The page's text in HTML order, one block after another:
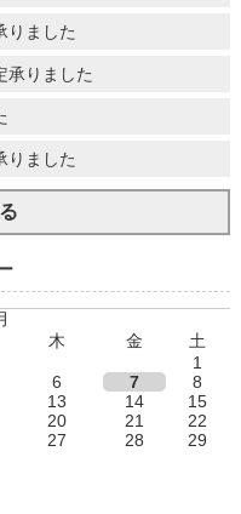
ました
りました
ました
木 金
土
1
6 7
8
13 14
15
20 21
22
27 28
29